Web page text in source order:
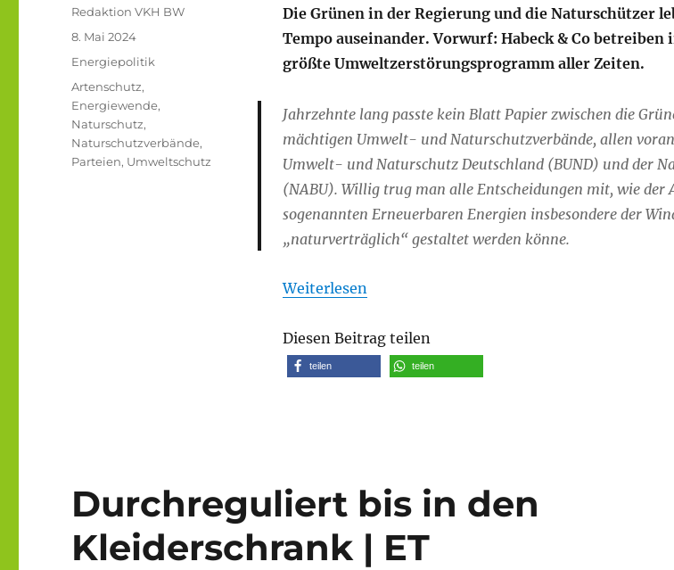
Die Grünen in der Regierung und die Naturschützer
Tempo auseinander. Vorwurf: Habeck & Co betreiben
größte Umweltzerstörungsprogramm aller Zeiten.
Jahrzehnte lang passte kein Blatt Papier zwischen die
mächtigen Umwelt- und Naturschutzverbände, allen
Umwelt- und Naturschutz Deutschland (BUND) und der
(NABU). Willig trug man alle Entscheidungen mit, wie der
sogenannten Erneuerbaren Energien insbesondere der
„naturverträglich“ gestaltet werden könne.
Weiterlesen
Diesen Beitrag teilen
teilen teilen
Autor
Redaktion VKH BW
Veröffentlicht
8. Mai 2024
Kategorien
Energiepolitik
Schlagwörter
Artenschutz,
Energiewende,
Naturschutz,
Naturschutzverbände,
Parteien, Umweltschutz
Durchreguliert bis in den
Kleiderschrank | ET